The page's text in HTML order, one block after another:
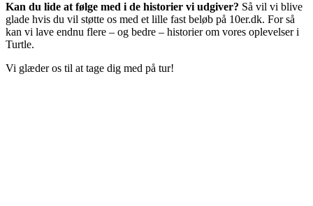
Kan du lide at følge med i de historier vi udgiver? Så vil vi blive
glade hvis du vil støtte os med et lille fast beløb på 10er.dk. For så
kan vi lave endnu flere – og bedre – historier om vores oplevelser i
Turtle.
Vi glæder os til at tage dig med på tur!